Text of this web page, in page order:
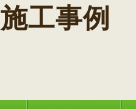
施工事例